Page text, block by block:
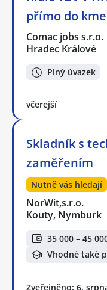
přímo do
Comac jobs s.r.o.
Hradec Králové
Plný úvazek
včerejší
Skladník s
zaměřením
Nutně vás hledají
NorWit,s.r.o.
Kouty, Nymburk
35 000 – 45
Vhodné také
Zveřejněno: 6.